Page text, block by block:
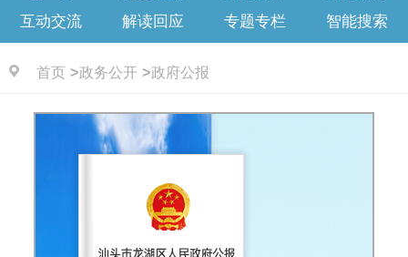
互动交流
解读回应 专题专栏 智能搜索
首页 政务公开 政府公报